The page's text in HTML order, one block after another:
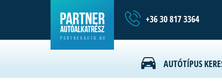
+36 30 817 3364
AUTÓTÍPUS